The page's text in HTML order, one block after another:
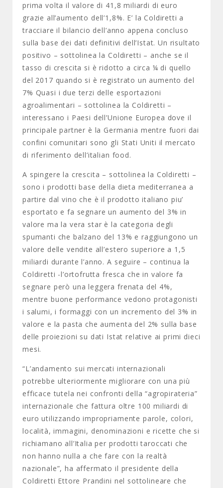
prima volta il valore di 41,8 miliardi di euro
grazie all’aumento dell’1,8%. E’ la Coldiretti a
tracciare il bilancio dell’anno appena concluso
sulla base dei dati definitivi dell’Istat. Un risultato
positivo – sottolinea la Coldiretti – anche se il
tasso di crescita si è ridotto a circa ¼ di quello
del 2017 quando si è registrato un aumento del
7% Quasi i due terzi delle esportazioni
agroalimentari – sottolinea la Coldiretti –
interessano i Paesi dell’Unione Europea dove il
principale partner è la Germania mentre fuori dai
confini comunitari sono gli Stati Uniti il mercato
di riferimento dell’italian food.
A spingere la crescita – sottolinea la Coldiretti –
sono i prodotti base della dieta mediterranea a
partire dal vino che è il prodotto italiano piu’
esportato e fa segnare un aumento del 3% in
valore ma la vera star è la categoria degli
spumanti che balzano del 13% e raggiungono un
valore delle vendite all’estero superiore a 1,5
miliardi durante l’anno. A seguire – continua la
Coldiretti -l’ortofrutta fresca che in valore fa
segnare però una leggera frenata del 4%,
mentre buone performance vedono protagonisti
i salumi, i formaggi con un incremento del 3% in
valore e la pasta che aumenta del 2% sulla base
delle proiezioni su dati Istat relative ai primi dieci
mesi.
“L’andamento sui mercati internazionali
potrebbe ulteriormente migliorare con una più
efficace tutela nei confronti della “agropirateria”
internazionale che fattura oltre 100 miliardi di
euro utilizzando impropriamente parole, colori,
località, immagini, denominazioni e ricette che si
richiamano all’Italia per prodotti taroccati che
non hanno nulla a che fare con la realtà
nazionale”, ha affermato il presidente della
Coldiretti Ettore Prandini nel sottolineare che